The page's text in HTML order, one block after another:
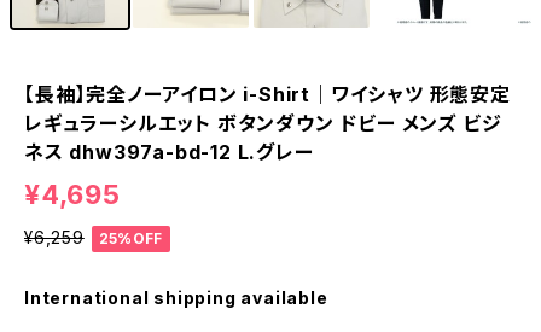
【長袖】完全ノーアイロン i-Shirt｜ワイシャツ 形態安定
レギュラーシルエット ボタンダウン ドビー メンズ ビジ
ネス dhw397a-bd-12 L.グレー
¥4,695
¥6,259 25%OFF
International shipping available